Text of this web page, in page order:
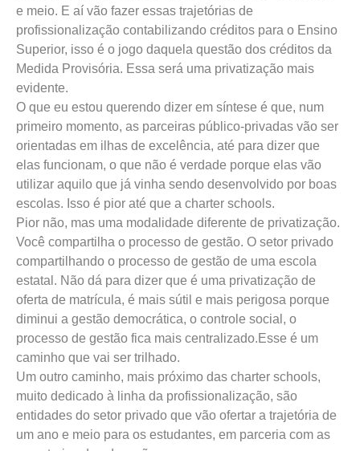
e meio. E aí vão fazer essas trajetórias de
profissionalização contabilizando créditos para o Ensino
Superior, isso é o jogo daquela questão dos créditos da
Medida Provisória. Essa será uma privatização mais
evidente.
O que eu estou querendo dizer em síntese é que, num
primeiro momento, as parceiras público-privadas vão ser
orientadas em ilhas de excelência, até para dizer que
elas funcionam, o que não é verdade porque elas vão
utilizar aquilo que já vinha sendo desenvolvido por boas
escolas. Isso é pior até que a charter schools.
Pior não, mas uma modalidade diferente de privatização.
Você compartilha o processo de gestão. O setor privado
compartilhando o processo de gestão de uma escola
estatal. Não dá para dizer que é uma privatização de
oferta de matrícula, é mais sútil e mais perigosa porque
diminui a gestão democrática, o controle social, o
processo de gestão fica mais centralizado.Esse é um
caminho que vai ser trilhado.
Um outro caminho, mais próximo das charter schools,
muito dedicado à linha da profissionalização, são
entidades do setor privado que vão ofertar a trajetória de
um ano e meio para os estudantes, em parceria com as